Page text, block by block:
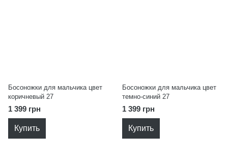
Босоножки для мальчика цвет
коричневый 27
1 399 грн
Купить
Босоножки для мальчика цвет
темно-синий 27
1 399 грн
Купить